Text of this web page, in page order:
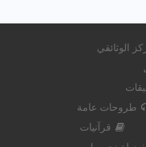
الوثائقي
طروحات عامة
قرآنيات